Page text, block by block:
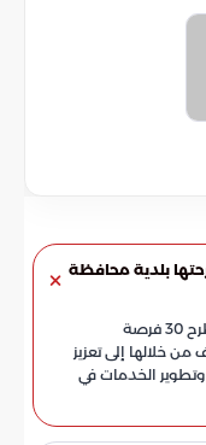
بلدية محافظة
أعلنت أمانة منطقة الحدود الشمالية عن طرح 30 فرصة
خلالها إلى تعزيز
الخدمات في